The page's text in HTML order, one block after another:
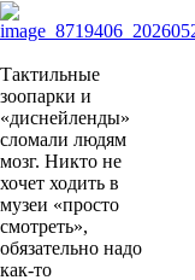
Тактильные
зоопарки и
«диснейленды»
сломали людям
мозг. Никто не
хочет ходить в
музеи «просто
смотреть»,
обязательно надо
как-то